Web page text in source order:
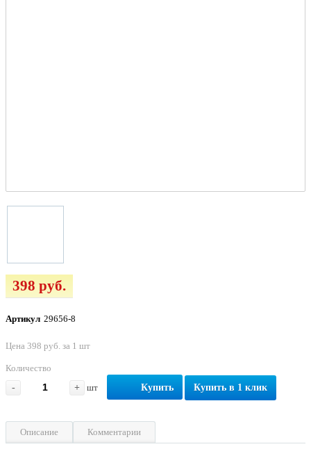
398 руб.
Артикул 29656-8
Цена 398 руб. за 1 шт
Количество
-
+ шт Купить Купить в 1 клик
Описание Комментарии